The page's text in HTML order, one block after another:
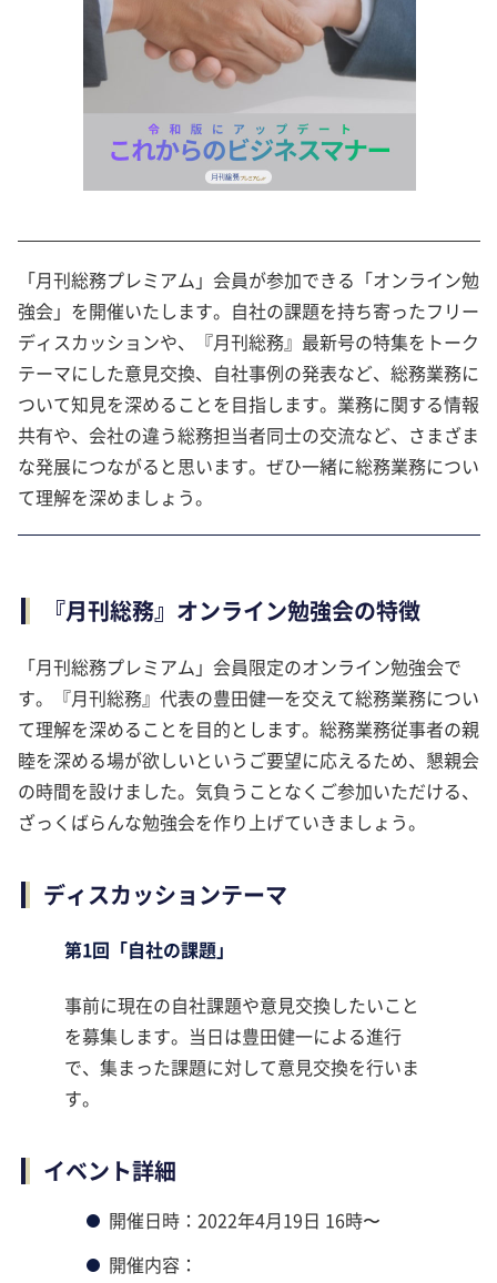
「月刊総務プレミアム」会員が参加できる「オンライン勉
強会」を開催いたします。自社の課題を持ち寄ったフリー
ディスカッションや、『月刊総務』最新号の特集をトーク
テーマにした意見交換、自社事例の発表など、総務業務に
ついて知見を深めることを目指します。業務に関する情報
共有や、会社の違う総務担当者同士の交流など、さまざま
な発展につながると思います。ぜひ一緒に総務業務につい
て理解を深めましょう。
『月刊総務』オンライン勉強会の特徴
「月刊総務プレミアム」会員限定のオンライン勉強会で
す。『月刊総務』代表の豊田健一を交えて総務業務につい
て理解を深めることを目的とします。総務業務従事者の親
睦を深める場が欲しいというご要望に応えるため、懇親会
の時間を設けました。気負うことなくご参加いただける、
ざっくばらんな勉強会を作り上げていきましょう。
ディスカッションテーマ
第1回「自社の課題」
事前に現在の自社課題や意見交換したいこと
を募集します。当日は豊田健一による進行
で、集まった課題に対して意見交換を行いま
す。
イベント詳細
開催日時：2022年4月19日 16時〜
開催内容：